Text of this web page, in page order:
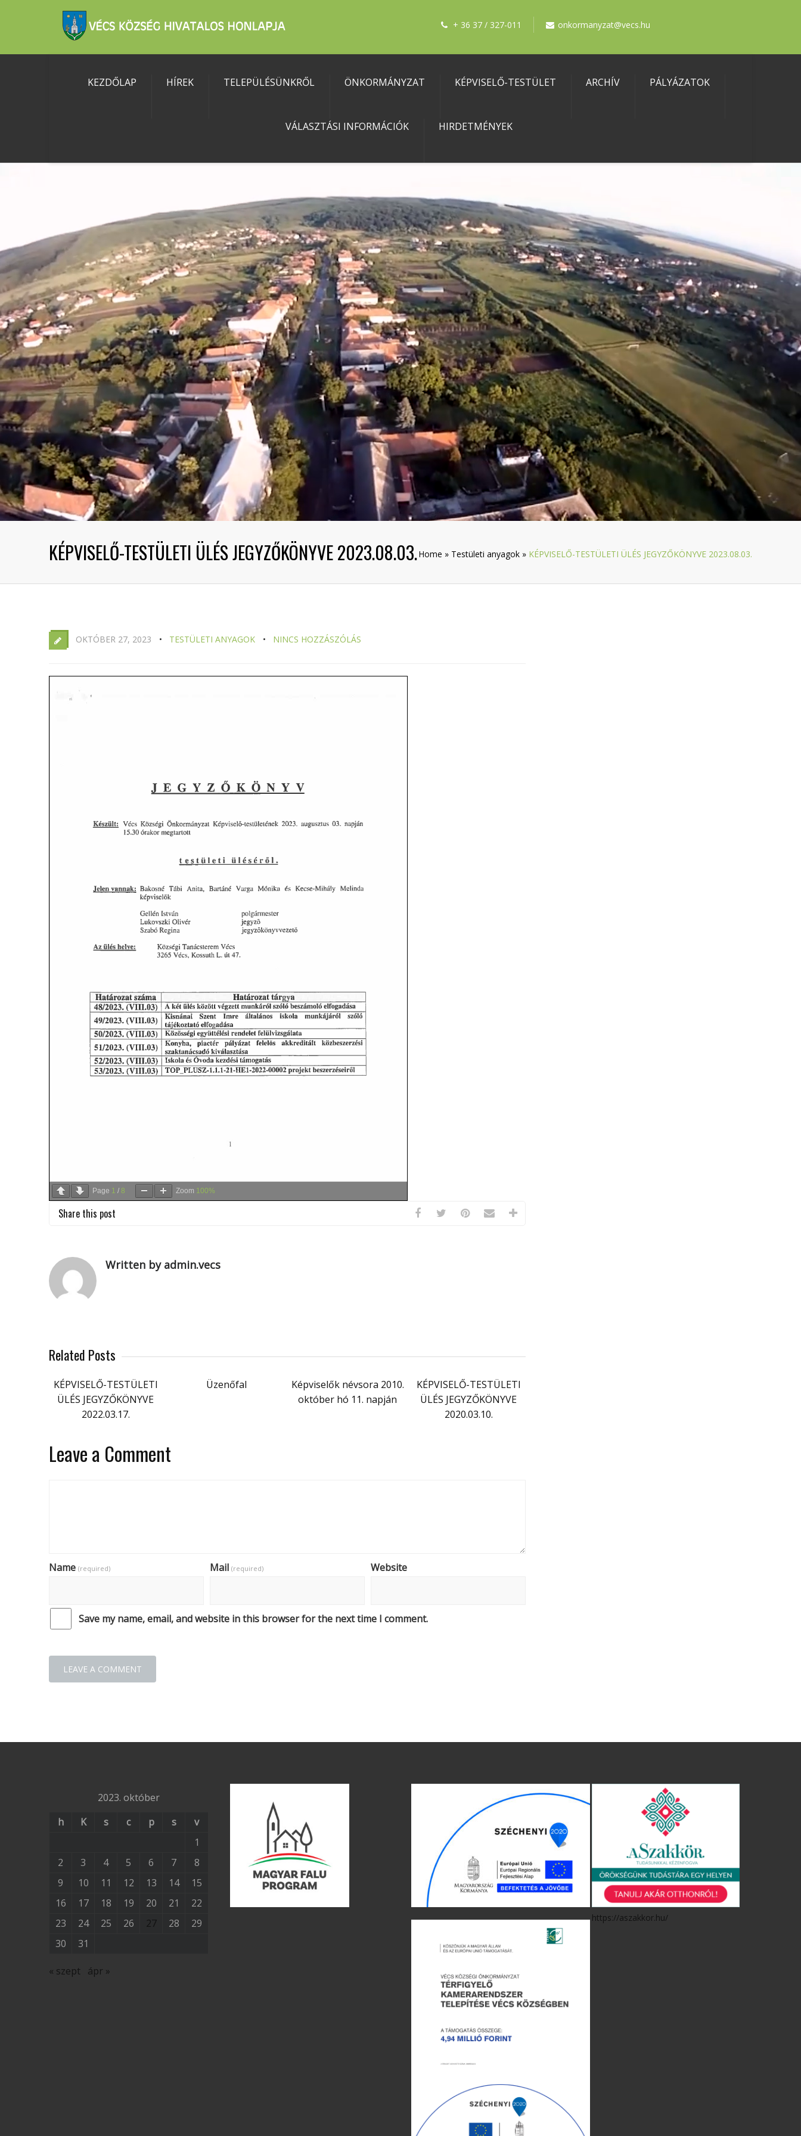
+ 36 37 / 327-011 onkormanyzat@vecs.hu
KEZDŐLAP HÍREK TELEPÜLÉSÜNKRŐL ÖNKORMÁNYZAT KÉPVISELŐ-TESTÜLET ARCHÍV PÁLYÁZATOK
VÁLASZTÁSI INFORMÁCIÓK HIRDETMÉNYEK
KÉPVISELŐ-TESTÜLETI ÜLÉS JEGYZŐKÖNYVE 2023.08.03.Home » Testületi anyagok » KÉPVISELŐ-TESTÜLETI ÜLÉS JEGYZŐKÖNYVE 2023.08.03.
OKTÓBER 27, 2023 TESTÜLETI ANYAGOK NINCS HOZZÁSZÓLÁS
Page 1 / 8 Zoom 100%
Share this post
Written by admin.vecs
Related Posts
KÉPVISELŐ-TESTÜLETI
ÜLÉS JEGYZŐKÖNYVE
2022.03.17.
Üzenőfal
Képviselők névsora 2010.
október hó 11. napján
KÉPVISELŐ-TESTÜLETI
ÜLÉS JEGYZŐKÖNYVE
2020.03.10.
Leave a Comment
Name (required) Mail (required) Website
Save my name, email, and website in this browser for the next time I comment.
2023. október
h
K s c p s
v
1
2
3 4 5 6 7
8
9
10 11 12 13 14
15
16
17 18 19 20 21
22
23
24 25 26 27 28
29
30
31
« szept ápr »
https://aszakkor.hu/